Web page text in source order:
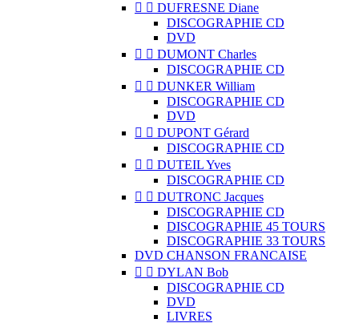
  DUFRESNE Diane
DISCOGRAPHIE CD
DVD
  DUMONT Charles
DISCOGRAPHIE CD
  DUNKER William
DISCOGRAPHIE CD
DVD
  DUPONT Gérard
DISCOGRAPHIE CD
  DUTEIL Yves
DISCOGRAPHIE CD
  DUTRONC Jacques
DISCOGRAPHIE CD
DISCOGRAPHIE 45 TOURS
DISCOGRAPHIE 33 TOURS
DVD CHANSON FRANCAISE
  DYLAN Bob
DISCOGRAPHIE CD
DVD
LIVRES